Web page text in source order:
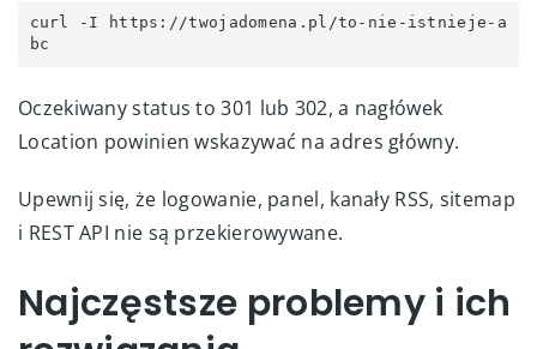
curl -I https://twojadomena.pl/to-nie-istnieje-a
bc
Oczekiwany status to 301 lub 302, a nagłówek
Location powinien wskazywać na adres główny.
Upewnij się, że logowanie, panel, kanały RSS, sitemap
i REST API nie są przekierowywane.
Najczęstsze problemy i ich